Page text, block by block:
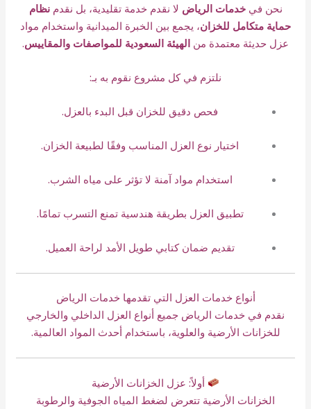
نحن فيخدمات الرياض لا نقدم خدمة تقليدية، بل نقدمنظام
حماية متكامل للخزان، يجمع بين الخبرة الميدانية واستخدام مواد
عزل حديثة معتمدة من الهيئة السعودية للمواصفات والمقاييس.
نلتزم في كل مشروع نقوم به بـ:
فحص دقيق للخزان قبل البدء بالعزل.
اختيار نوع العزل المناسب وفقًا لطبيعة الخزان.
استخدام مواد آمنة لا تؤثر على مياه الشرب.
تطبيق العزل بطريقة هندسية تمنع التسرب تمامًا.
تقديم ضمان كتابي طويل الأمد لراحة العميل.
أنواع خدمات العزل التي تقدمها خدمات الرياض
نقدم في خدمات الرياض جميع أنواع العزل الداخلي والخارجي
للخزانات الأرضية والعلوية، باستخدام أحدث المواد العالمية.
أولاً: عزل الخزانات الأرضية
الخزانات الأرضية تتعرض لضغط المياه الجوفية والرطوبة